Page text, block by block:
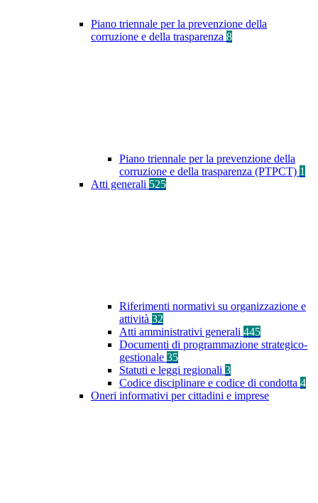
Piano triennale per la prevenzione della
corruzione e della trasparenza 8
Piano triennale per la prevenzione della
corruzione e della trasparenza (PTPCT) 1
Atti generali 525
Riferimenti normativi su organizzazione e
attività 32
Atti amministrativi generali 445
Documenti di programmazione strategico-
gestionale 35
Statuti e leggi regionali 3
Codice disciplinare e codice di condotta 4
Oneri informativi per cittadini e imprese